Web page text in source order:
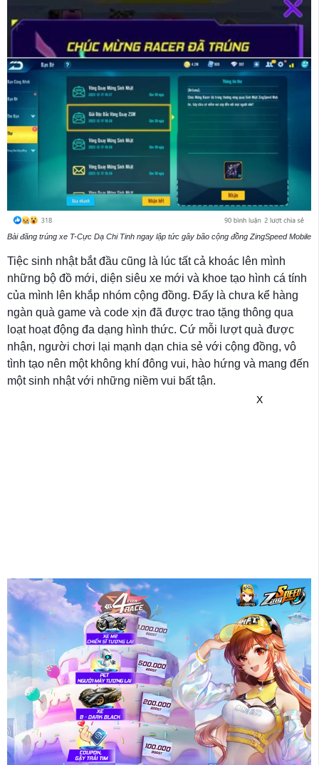
Bài đăng trúng xe T-Cực Dạ Chi Tinh ngay lập tức gây bão cộng đồng ZingSpeed Mobile
Tiệc sinh nhật bắt đầu cũng là lúc tất cả khoác lên mình
những bộ đồ mới, diện siêu xe mới và khoe tạo hình cá tính
của mình lên khắp nhóm cộng đồng. Đấy là chưa kể hàng
ngàn quà game và code xịn đã được trao tặng thông qua
loạt hoạt động đa dạng hình thức. Cứ mỗi lượt quà được
nhận, người chơi lại mạnh dạn chia sẻ với cộng đồng, vô
tình tạo nên một không khí đông vui, hào hứng và mang đến
một sinh nhật với những niềm vui bất tận.
X